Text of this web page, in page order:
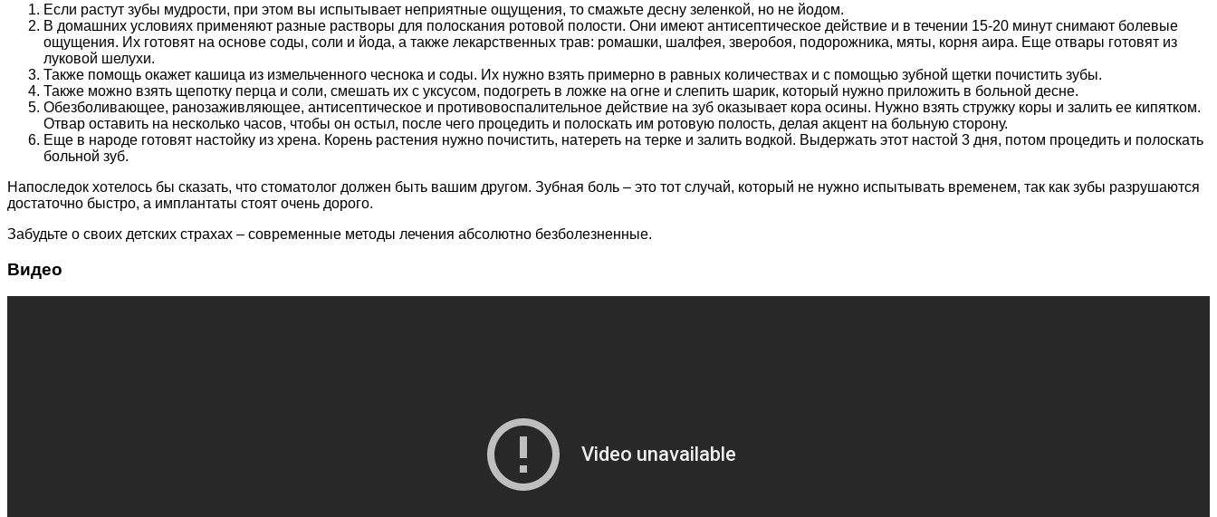
Если растут зубы мудрости, при этом вы испытывает неприятные ощущения, то смажьте десну зеленкой, но не йодом.
В домашних условиях применяют разные растворы для полоскания ротовой полости. Они имеют антисептическое действие и в течении 15-20 минут снимают болевые
ощущения. Их готовят на основе соды, соли и йода, а также лекарственных трав: ромашки, шалфея, зверобоя, подорожника, мяты, корня аира. Еще отвары готовят из
луковой шелухи.
Также помощь окажет кашица из измельченного чеснока и соды. Их нужно взять примерно в равных количествах и с помощью зубной щетки почистить зубы.
Также можно взять щепотку перца и соли, смешать их с уксусом, подогреть в ложке на огне и слепить шарик, который нужно приложить в больной десне.
Обезболивающее, ранозаживляющее, антисептическое и противовоспалительное действие на зуб оказывает кора осины. Нужно взять стружку коры и залить ее кипятком.
Отвар оставить на несколько часов, чтобы он остыл, после чего процедить и полоскать им ротовую полость, делая акцент на больную сторону.
Еще в народе готовят настойку из хрена. Корень растения нужно почистить, натереть на терке и залить водкой. Выдержать этот настой 3 дня, потом процедить и полоскать
больной зуб.
Напоследок хотелось бы сказать, что стоматолог должен быть вашим другом. Зубная боль – это тот случай, который не нужно испытывать временем, так как зубы разрушаются
достаточно быстро, а имплантаты стоят очень дорого.
Забудьте о своих детских страхах – современные методы лечения абсолютно безболезненные.
Видео